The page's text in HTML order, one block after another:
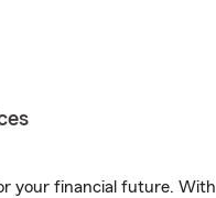
your financial future. With